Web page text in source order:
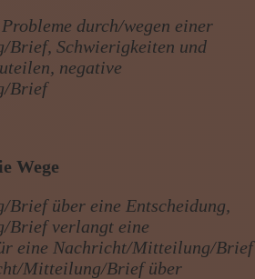
durch/wegen einer
Schwierigkeiten und
negative
Brief
Wege
über eine Entscheidung,
Brief verlangt eine
eine Nachricht/Mitteilung/Brief
Mitteilung/Brief über